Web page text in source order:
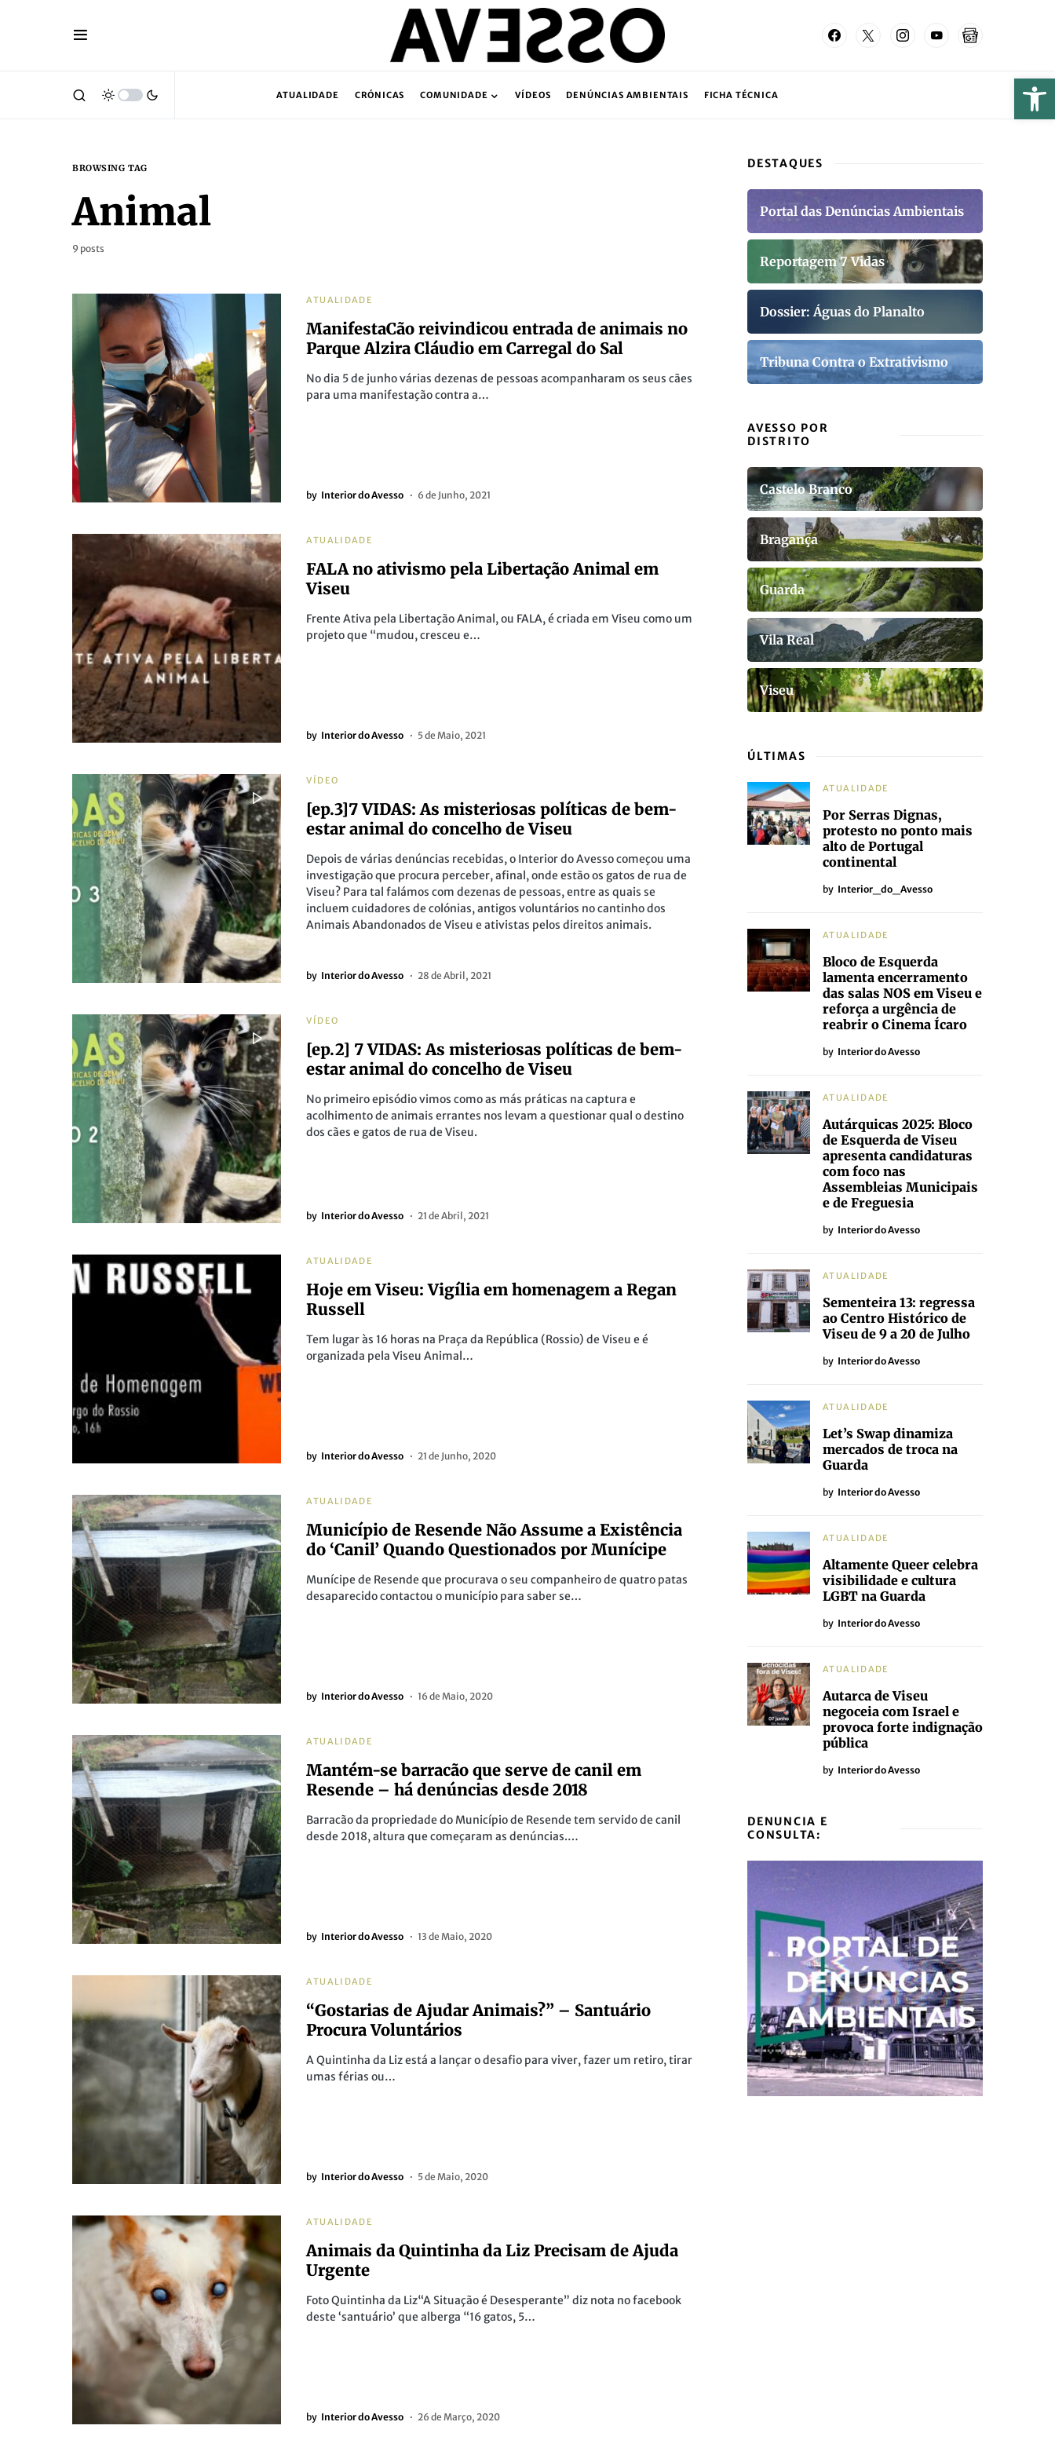
ATUALIDADE CRÓNICAS COMUNIDADE VÍDEOS DENÚNCIAS AMBIENTAIS FICHA TÉCNICA
BROWSING TAG
Animal
9 posts
ATUALIDADE
ManifestaCão reivindicou entrada de animais no
Parque Alzira Cláudio em Carregal do Sal
No dia 5 de junho várias dezenas de pessoas acompanharam os seus cães
para uma manifestação contra a…
by Interior do Avesso 6 de Junho, 2021
ATUALIDADE
FALA no ativismo pela Libertação Animal em
Viseu
Frente Ativa pela Libertação Animal, ou FALA, é criada em Viseu como um
projeto que “mudou, cresceu e…
by Interior do Avesso 5 de Maio, 2021
VÍDEO
[ep.3]7 VIDAS: As misteriosas políticas de bem-
estar animal do concelho de Viseu
Depois de várias denúncias recebidas, o Interior do Avesso começou uma
investigação que procura perceber, afinal, onde estão os gatos de rua de
Viseu? Para tal falámos com dezenas de pessoas, entre as quais se
incluem cuidadores de colónias, antigos voluntários no cantinho dos
Animais Abandonados de Viseu e ativistas pelos direitos animais.
by Interior do Avesso 28 de Abril, 2021
VÍDEO
[ep.2] 7 VIDAS: As misteriosas políticas de bem-
estar animal do concelho de Viseu
No primeiro episódio vimos como as más práticas na captura e
acolhimento de animais errantes nos levam a questionar qual o destino
dos cães e gatos de rua de Viseu.
by Interior do Avesso 21 de Abril, 2021
ATUALIDADE
Hoje em Viseu: Vigília em homenagem a Regan
Russell
Tem lugar às 16 horas na Praça da República (Rossio) de Viseu e é
organizada pela Viseu Animal…
by Interior do Avesso 21 de Junho, 2020
ATUALIDADE
Município de Resende Não Assume a Existência
do ‘Canil’ Quando Questionados por Munícipe
Munícipe de Resende que procurava o seu companheiro de quatro patas
desaparecido contactou o município para saber se…
by Interior do Avesso 16 de Maio, 2020
ATUALIDADE
Mantém-se barracão que serve de canil em
Resende – há denúncias desde 2018
Barracão da propriedade do Município de Resende tem servido de canil
desde 2018, altura que começaram as denúncias.…
by Interior do Avesso 13 de Maio, 2020
ATUALIDADE
“Gostarias de Ajudar Animais?” – Santuário
Procura Voluntários
A Quintinha da Liz está a lançar o desafio para viver, fazer um retiro, tirar
umas férias ou…
by Interior do Avesso 5 de Maio, 2020
ATUALIDADE
Animais da Quintinha da Liz Precisam de Ajuda
Urgente
Foto Quintinha da Liz“A Situação é Desesperante” diz nota no facebook
deste ‘santuário’ que alberga “16 gatos, 5…
by Interior do Avesso 26 de Março, 2020
DESTAQUES
Portal das Denúncias Ambientais
Reportagem 7 Vidas
Dossier: Águas do Planalto
Tribuna Contra o Extrativismo
AVESSO POR
DISTRITO
Castelo Branco
Bragança
Guarda
Vila Real
Viseu
ÚLTIMAS
ATUALIDADE
Por Serras Dignas,
protesto no ponto mais
alto de Portugal
continental
by Interior_do_Avesso
ATUALIDADE
Bloco de Esquerda
lamenta encerramento
das salas NOS em Viseu e
reforça a urgência de
reabrir o Cinema Ícaro
by Interior do Avesso
ATUALIDADE
Autárquicas 2025: Bloco
de Esquerda de Viseu
apresenta candidaturas
com foco nas
Assembleias Municipais
e de Freguesia
by Interior do Avesso
ATUALIDADE
Sementeira 13: regressa
ao Centro Histórico de
Viseu de 9 a 20 de Julho
by Interior do Avesso
ATUALIDADE
Let’s Swap dinamiza
mercados de troca na
Guarda
by Interior do Avesso
ATUALIDADE
Altamente Queer celebra
visibilidade e cultura
LGBT na Guarda
by Interior do Avesso
ATUALIDADE
Autarca de Viseu
negoceia com Israel e
provoca forte indignação
pública
by Interior do Avesso
DENUNCIA E
CONSULTA: